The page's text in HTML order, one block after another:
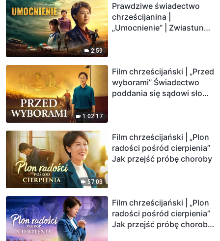
2:59
Prawdziwe świadectwo
chrześcijanina |
„Umocnienie” | Zwiastun
1:02:17
Film chrześcijański | „Przed
wyborami” Świadectwo
poddania się sądowi słowa
57:03
Film chrześcijański | „Plon
radości pośród cierpienia”
Jak przejść próbę choroby
Film chrześcijański | „Plon
radości pośród cierpienia”
Jak przejść próbę choroby